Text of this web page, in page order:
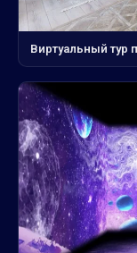
Виртуальный тур